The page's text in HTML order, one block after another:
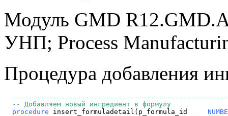
Модуль GMD
УНП; Process
Процедура добавления
  -- Добавляем новый ингредиент в формулу
procedure insert_formuladetail(p_formula_id